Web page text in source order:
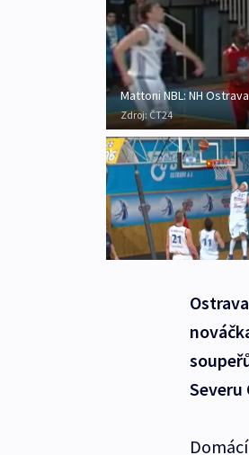
Mattoni NBL: NH
Zdroj: ČT24
Severu